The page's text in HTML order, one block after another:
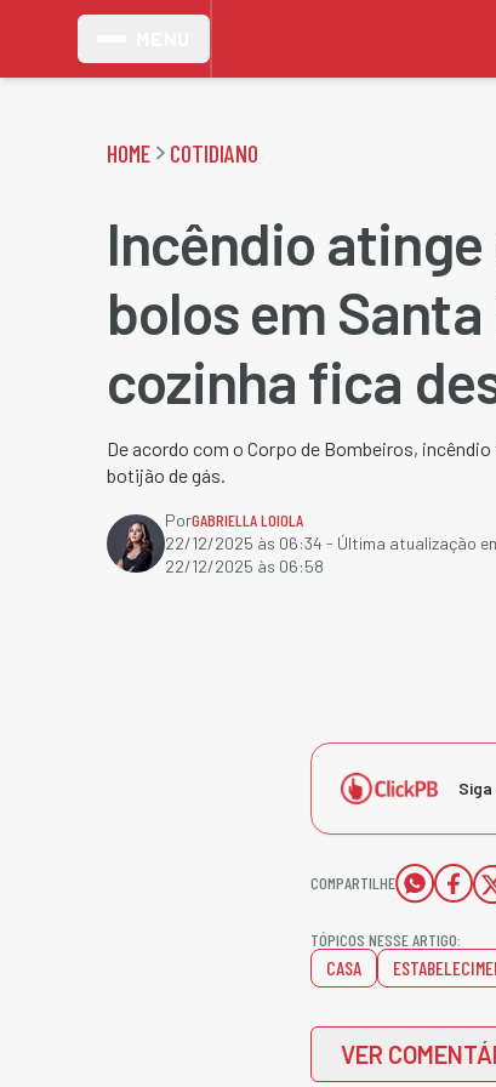
HOME COTIDIANO
Incêndio atinge
bolos em Santa
cozinha fica
De acordo com o Corpo de Bombeiros,
botijão de gás.
PorGABRIELLA LOIOLA
22/12/2025 às 06:34 - Última atualização
22/12/2025 às 06:58
COMPARTILHE
TÓPICOS NESSE ARTIGO:
CASA
VER